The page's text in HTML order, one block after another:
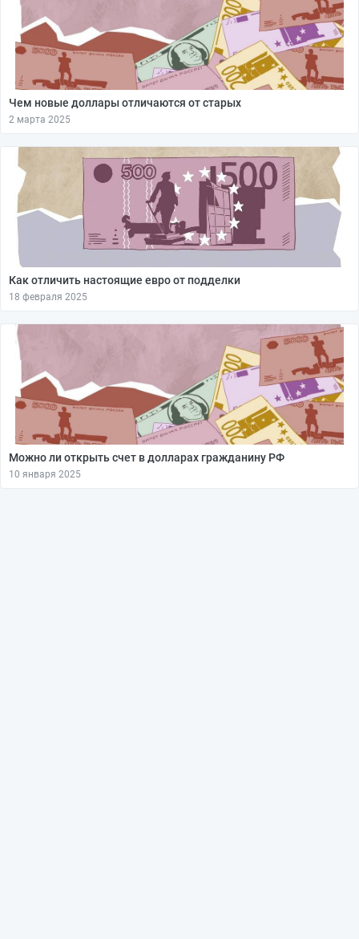
Чем новые доллары отличаются от старых
2 марта 2025
Как отличить настоящие евро от подделки
18 февраля 2025
Можно ли открыть счет в долларах гражданину РФ
10 января 2025